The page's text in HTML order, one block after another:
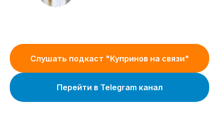
Слушать подкаст "Купринов на связи"
Перейти в Telegram канал